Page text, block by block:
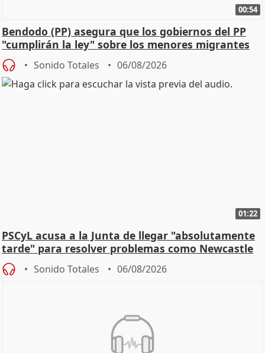
00:54
Bendodo (PP) asegura que los gobiernos del PP
"cumplirán la ley" sobre los menores migrantes
Sonido Totales 06/08/2026
01:22
PSCyL acusa a la Junta de llegar "absolutamente
tarde" para resolver problemas como Newcastle
Sonido Totales 06/08/2026